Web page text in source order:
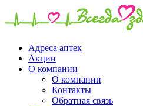
Адреса аптек
Акции
О компании
О компании
Контакты
Обратная связь